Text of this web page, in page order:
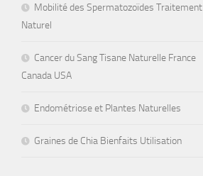
Mobilité des Spermatozoïdes Traitement
Naturel
Cancer du Sang Tisane Naturelle France
Canada USA
Endométriose et Plantes Naturelles
Graines de Chia Bienfaits Utilisation